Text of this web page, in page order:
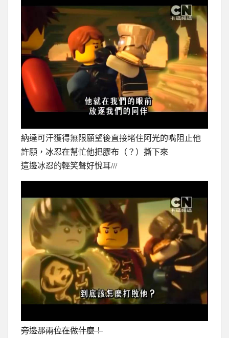
納達可汗獲得無限願望後直接堵住阿光的嘴阻止他
許願，冰忍在幫忙他把膠布（？）撕下來
這邊冰忍的輕笑聲好悅耳///
旁邊那兩位在做什麼！